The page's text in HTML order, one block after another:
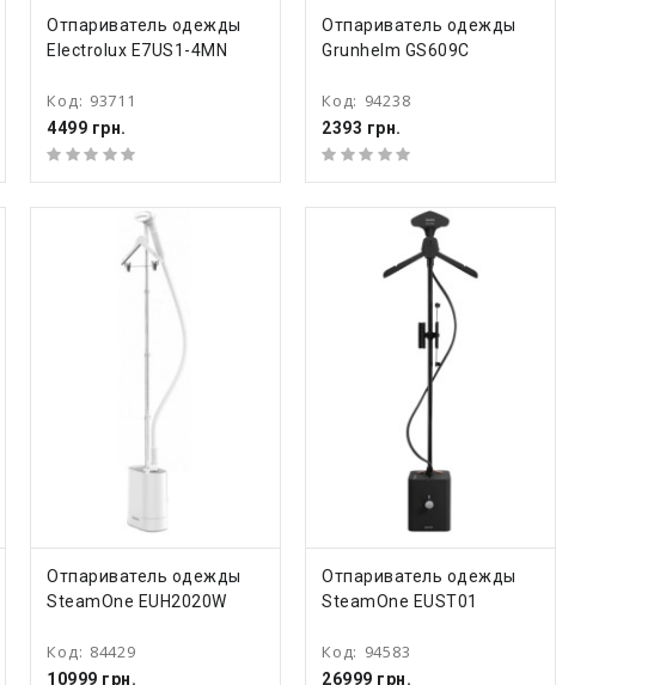
КУПИТЬ
Отпариватель одежды
Electrolux E7US1-4MN
Код: 93711
4499 грн.
КУПИТЬ
Отпариватель одежды
Grunhelm GS609C
Код: 94238
2393 грн.
КУПИТЬ
Отпариватель одежды
SteamOne EUH2020W
Код: 84429
10999 грн.
КУПИТЬ
Отпариватель одежды
SteamOne EUST01
Код: 94583
26999 грн.